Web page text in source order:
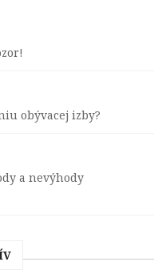
obývacej izby?
a nevýhody